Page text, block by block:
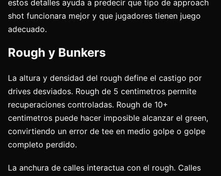
estos detalles ayuda a predecir que tipo de approach
shot funcionara mejor y que jugadores tienen juego
adecuado.
Rough y Bunkers
La altura y densidad del rough define el castigo por
drives desviados. Rough de 5 centimetros permite
recuperaciones controladas. Rough de 10+
centimetros puede hacer imposible alcanzar el green,
convirtiendo un error de tee en medio golpe o golpe
completo perdido.
La anchura de calles interactua con el rough. Calles